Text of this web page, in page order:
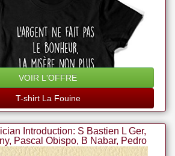
VOIR L'OFFRE
T-shirt La Fouine
Introduction: S Bastien L Ger,
Pascal Obispo, B Nabar, Pedro
Fouine, Erick Benzi, Manu Katch